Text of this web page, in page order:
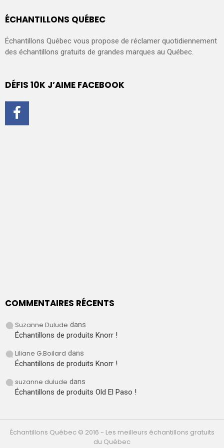
ÉCHANTILLONS QUÉBEC
Échantillons Québec vous propose de réclamer quotidiennement
des échantillons gratuits de grandes marques au Québec.
DÉFIS 10K J’AIME FACEBOOK
COMMENTAIRES RÉCENTS
Suzanne Dulude dans
Échantillons de produits Knorr !
Liliane G.Boilard dans
Échantillons de produits Knorr !
suzanne dulude dans
Échantillons de produits Old El Paso !
Échantillons Québec © 2016 - Les meilleurs échantillons gratuits
du Québec